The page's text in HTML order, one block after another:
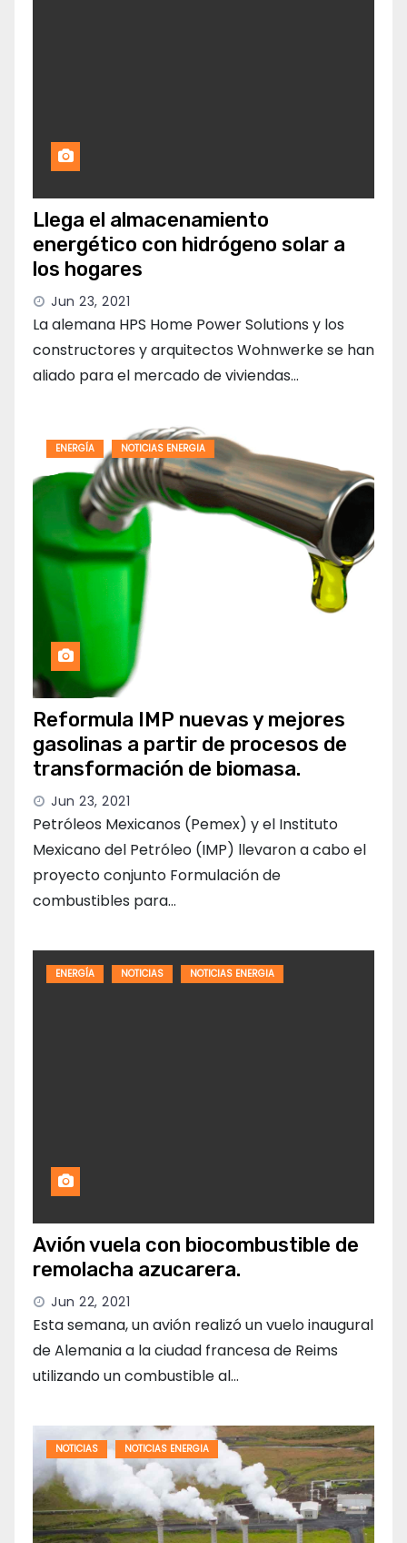
Llega el almacenamiento
energético con hidrógeno solar a
los hogares
Jun 23, 2021
La alemana HPS Home Power Solutions y los
constructores y arquitectos Wohnwerke se han
aliado para el mercado de viviendas…
ENERGÍA NOTICIAS ENERGIA
Reformula IMP nuevas y mejores
gasolinas a partir de procesos de
transformación de biomasa.
Jun 23, 2021
Petróleos Mexicanos (Pemex) y el Instituto
Mexicano del Petróleo (IMP) llevaron a cabo el
proyecto conjunto Formulación de
combustibles para…
ENERGÍA NOTICIAS NOTICIAS ENERGIA
Avión vuela con biocombustible de
remolacha azucarera.
Jun 22, 2021
Esta semana, un avión realizó un vuelo inaugural
de Alemania a la ciudad francesa de Reims
utilizando un combustible al…
NOTICIAS NOTICIAS ENERGIA